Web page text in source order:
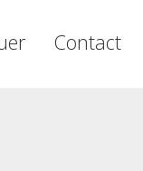
Contact